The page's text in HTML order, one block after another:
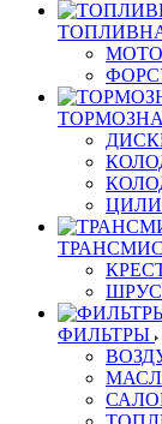
ФИЛЬТРЫ